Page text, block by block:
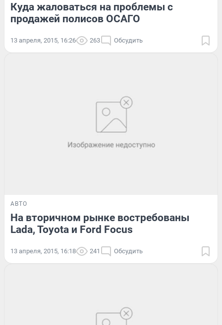
Куда жаловаться на проблемы с
продажей полисов ОСАГО
13 апреля, 2015, 16:26 263 Обсудить
АВТО
На вторичном рынке востребованы
Lada, Toyota и Ford Focus
13 апреля, 2015, 16:18 241 Обсудить